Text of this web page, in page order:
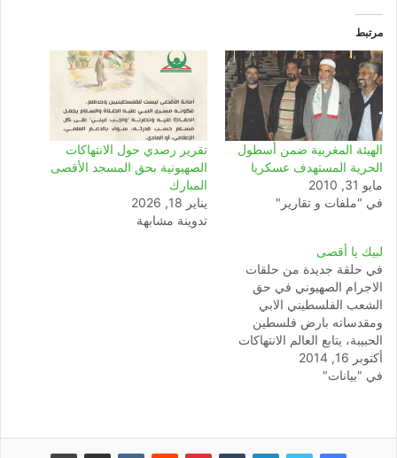
مرتبط
الهيئة المغربية ضمن أسطول
الحرية المستهدف عسكريا
مايو 31, 2010
في "ملفات و تقارير"
تقرير رصدي حول الانتهاكات
الصهيونية بحق المسجد الأقصى
المبارك
يناير 18, 2026
تدوينة مشابهة
لبيك يا أقصى
في حلقة جديدة من حلقات
الاجرام الصهيوني في حق
الشعب الفلسطيني الابي
ومقدساته بارض فلسطين
الحبيبة، يتابع العالم الانتهاكات
الخطيرة التي يتعرض لها
المسجد الاقصى من طرف
أكتوبر 16, 2014
في "بيانات"